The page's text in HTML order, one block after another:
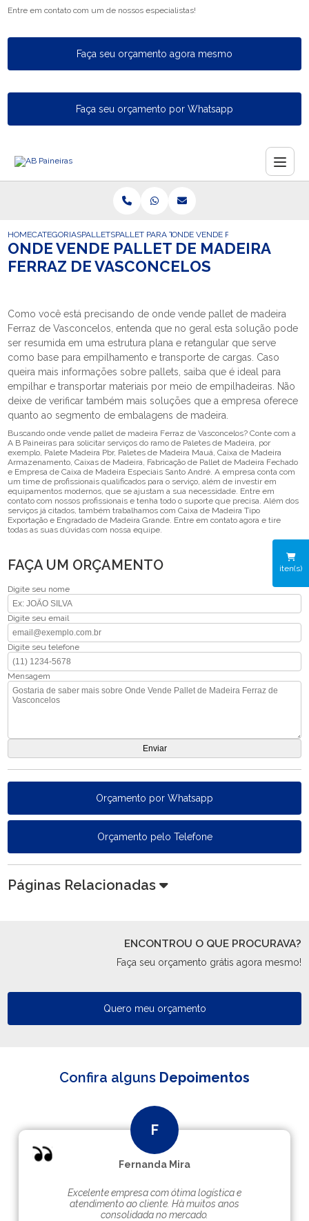
Entre em contato com um de nossos especialistas!
Faça seu orçamento agora mesmo
Faça seu orçamento por Whatsapp
iten(s)
HOMECATEGORIASPALLETSPALLET PARA TAMBORONDE VENDE PALLET DE MADEIRA
ONDE VENDE PALLET DE MADEIRA
FERRAZ DE VASCONCELOS
Como você está precisando de onde vende pallet de madeira
Ferraz de Vasconcelos, entenda que no geral esta solução pode
ser resumida em uma estrutura plana e retangular que serve
como base para empilhamento e transporte de cargas. Caso
queira mais informações sobre pallets, saiba que é ideal para
empilhar e transportar materiais por meio de empilhadeiras. Não
deixe de verificar também mais soluções que a empresa oferece
quanto ao segmento de embalagens de madeira.
Buscando onde vende pallet de madeira Ferraz de Vasconcelos? Conte com a
A B Paineiras para solicitar serviços do ramo de Paletes de Madeira, por
exemplo, Palete Madeira Pbr, Paletes de Madeira Mauá, Caixa de Madeira
Armazenamento, Caixas de Madeira, Fabricação de Pallet de Madeira Fechado
e Empresa de Caixa de Madeira Especiais Santo André. A empresa conta com
um time de profissionais qualificados para o serviço, além de investir em
equipamentos modernos, que se ajustam a sua necessidade. Entre em
contato com nossos profissionais e tenha todo o suporte que precisa. Além dos
serviços já citados, também trabalhamos com Caixa de Madeira Tipo
Exportação e Engradado de Madeira Grande. Entre em contato agora e tire
todas as suas dúvidas com nossa equipe.
FAÇA UM ORÇAMENTO
Digite seu nome
Digite seu email
Digite seu telefone
Mensagem
Orçamento por Whatsapp
Orçamento pelo Telefone
Páginas Relacionadas
ENCONTROU O QUE PROCURAVA?
Faça seu orçamento grátis agora mesmo!
Quero meu orçamento
Confira alguns Depoimentos
Fernanda Mira
Excelente empresa com ótima logística e
atendimento ao cliente. Hà muitos anos
consolidada no mercado.